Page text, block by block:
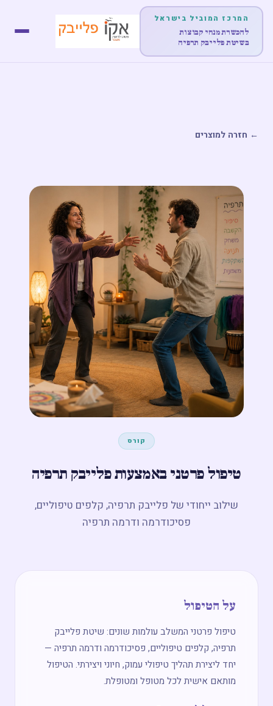
מוצרים
פוסטים
מפגש חשיפה ←
המרכז המוביל בישראל
להכשרת מנחי קבוצות
בשיטת פלייבק תרפיה
← חזרה למוצרים
קורס
טיפול פרטני באמצעות פלייבק תרפיה
שילוב ייחודי של פלייבק תרפיה, קלפים טיפוליים,
פסיכודרמה ודרמה תרפיה
על הטיפול
טיפול פרטני המשלב עולמות שונים: שיטת פלייבק
תרפיה, קלפים טיפוליים, פסיכודרמה ודרמה תרפיה —
יחד ליצירת תהליך טיפולי עמוק, חיוני ויצירתי. הטיפול
מותאם אישית לכל מטופל ומטופלת.